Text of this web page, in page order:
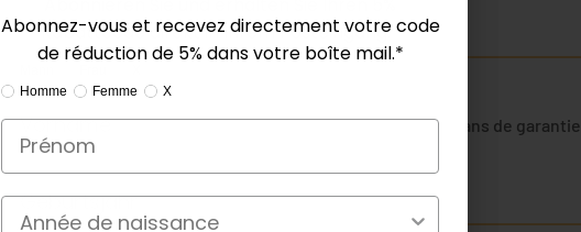
Va bien avec
Passer à 3 ans de garantie
Rabattcode direkt in Ihrem Posteingang.*
Abonnez-vous et recevez directement votre code
de réduction de 5% dans votre boîte mail.*
Ik ben:
Homme Femme X
Année de naissance